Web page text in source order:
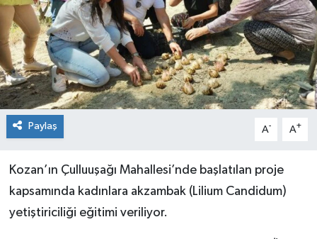
Paylaş A- A+
Kozan’ın Çulluuşağı Mahallesi’nde başlatılan proje
kapsamında kadınlara akzambak (Lilium Candidum)
yetiştiriciliği eğitimi veriliyor.